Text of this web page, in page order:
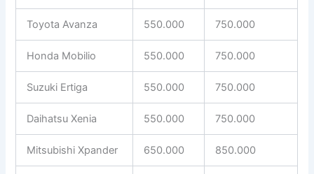
Toyota Avanza 550.000 750.000
Honda Mobilio 550.000 750.000
Suzuki Ertiga 550.000 750.000
Daihatsu Xenia 550.000 750.000
Mitsubishi Xpander 650.000 850.000